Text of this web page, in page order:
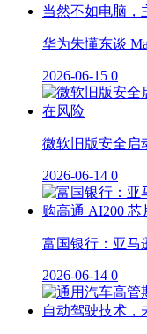
华为朱懂东谈
2026-06-15 0
微软旧版安全启
2026-06-14 0
富国银行：亚马
2026-06-14 0